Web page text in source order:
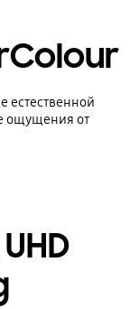
естественной
ощущения от